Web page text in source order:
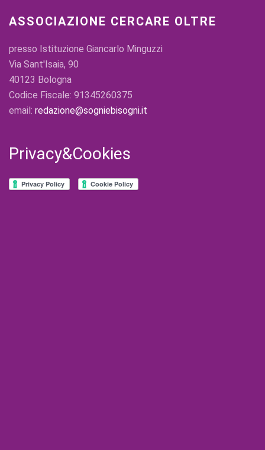
ASSOCIAZIONE CERCARE OLTRE
presso Istituzione Giancarlo Minguzzi
Via Sant'Isaia, 90
40123 Bologna
Codice Fiscale: 91345260375
email: redazione@sogniebisogni.it
Privacy&Cookies